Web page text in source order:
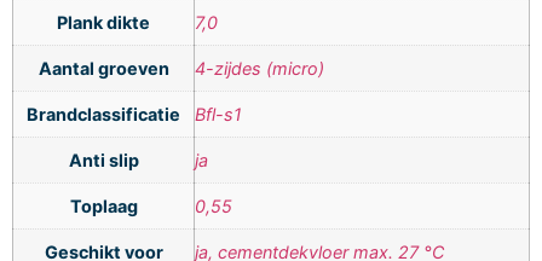
Plank dikte 7,0
Aantal groeven 4-zijdes (micro)
Brandclassificatie Bfl-s1
Anti slip ja
Toplaag 0,55
Geschikt voor
ja, cementdekvloer max. 27 °C